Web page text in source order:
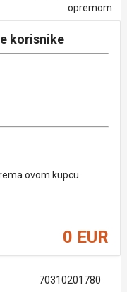
opremom
korisnike
ovom kupcu
0 EUR
70310201780